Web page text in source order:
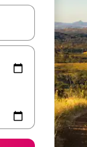
explore-os usando